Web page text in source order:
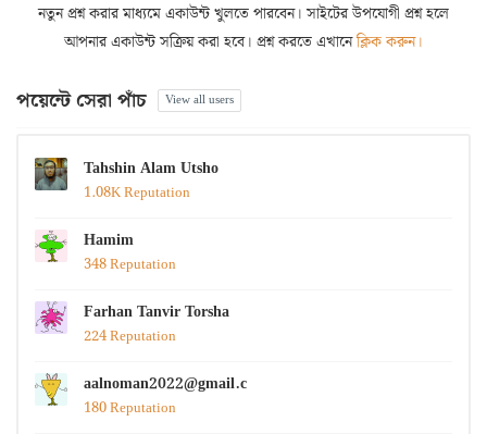
নতুন প্রশ্ন করার মাধ্যমে একাউন্ট খুলতে পারবেন। সাইটের উপযোগী প্রশ্ন হলে
আপনার একাউন্ট সক্রিয় করা হবে। প্রশ্ন করতে এখানেক্লিক করুন।
পয়েন্টে সেরা পাঁচ View all users
Tahshin Alam Utsho
1.08K Reputation
Hamim
348 Reputation
Farhan Tanvir Torsha
224 Reputation
aalnoman2022@gmail.com
180 Reputation